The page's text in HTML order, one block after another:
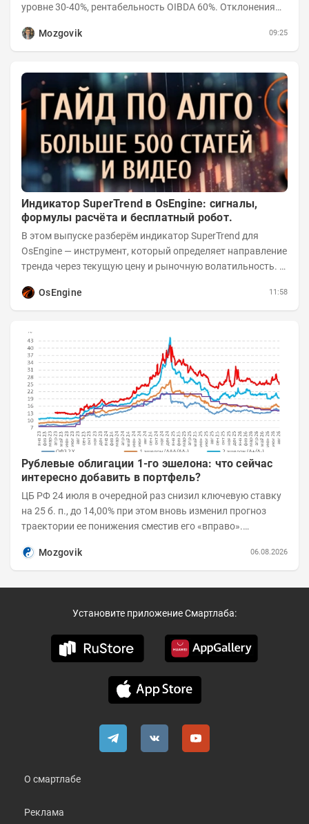
уровне 30-40%, рентабельность OIBDA 60%. Отклонения
Mozgovik
09:25
Индикатор SuperTrend в OsEngine: сигналы,
формулы расчёта и бесплатный робот.
В этом выпуске разберём индикатор SuperTrend для
OsEngine — инструмент, который определяет направление
тренда через текущую цену и рыночную волатильность. В
OsEngine
11:58
Рублевые облигации 1-го эшелона: что сейчас
интересно добавить в портфель?
ЦБ РФ 24 июля в очередной раз снизил ключевую ставку
на 25 б. п., до 14,00% при этом вновь изменил прогноз
траектории ее понижения сместив его «вправо».
Mozgovik
06.08.2026
Установите приложение Смартлаба:
О смартлабе
Реклама